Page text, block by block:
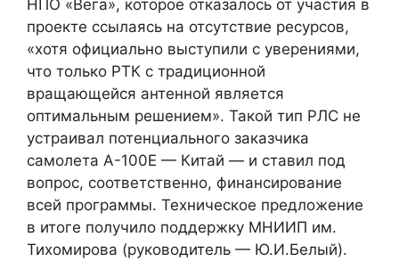
НПО «Вега», которое отказалось от участия в
проекте ссылаясь на отсутствие ресурсов,
«хотя официально выступили с уверениями,
что только РТК с традиционной
вращающейся антенной является
оптимальным решением». Такой тип РЛС не
устраивал потенциального заказчика
самолета А-100Е — Китай — и ставил под
вопрос, соответственно, финансирование
всей программы. Техническое предложение
в итоге получило поддержку МНИИП им.
Тихомирова (руководитель — Ю.И.Белый).